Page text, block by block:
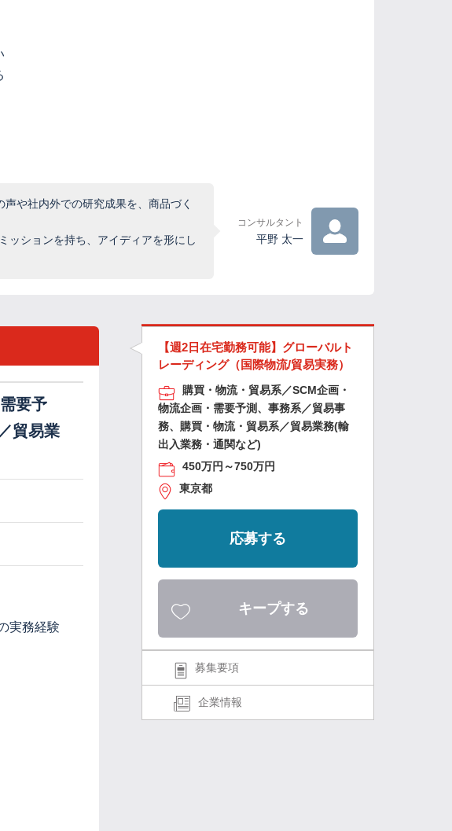
や社内外での研究成果を、商品づく
ッションを持ち、アイディアを形にし
コンサルタント
平野 太一
要予
貿易業
実務経験
【週2日在宅勤務可能】グローバルト
レーディング（国際物流/貿易実務）
購買・物流・貿易系／SCM企画・
物流企画・需要予測、事務系／貿易事
務、購買・物流・貿易系／貿易業務(輸
出入業務・通関など)
450万円～750万円
東京都
応募する
キープする
募集要項
企業情報